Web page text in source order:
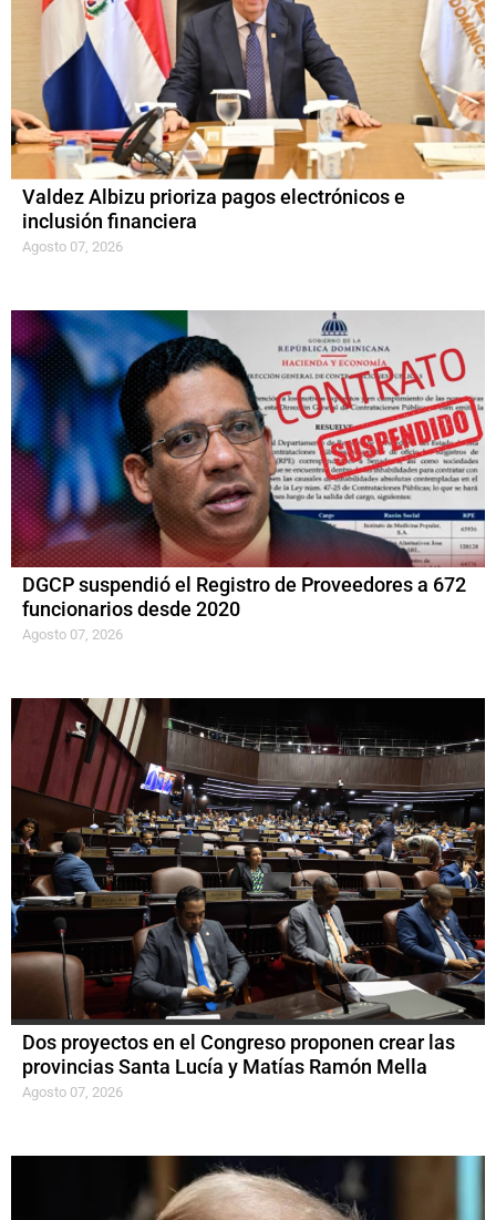
Valdez Albizu prioriza pagos electrónicos e
inclusión financiera
Agosto 07, 2026
DGCP suspendió el Registro de Proveedores a 672
funcionarios desde 2020
Agosto 07, 2026
Dos proyectos en el Congreso proponen crear las
provincias Santa Lucía y Matías Ramón Mella
Agosto 07, 2026